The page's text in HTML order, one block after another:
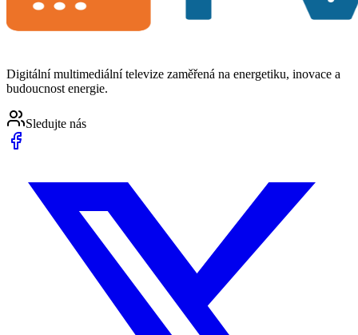
Digitální multimediální televize zaměřená na energetiku, inovace a
budoucnost energie.
Sledujte nás